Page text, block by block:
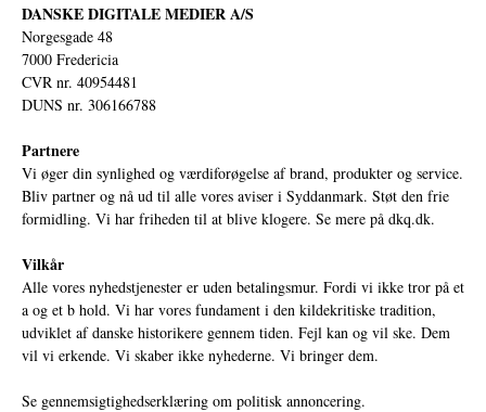
DANSKE DIGITALE MEDIER A/S
Norgesgade 48
7000 Fredericia
CVR nr. 40954481
DUNS nr. 306166788
Partnere
Vi øger din synlighed og værdiforøgelse af brand, produkter og service.
Bliv partner og nå ud til alle vores aviser i Syddanmark. Støt den frie
formidling. Vi har friheden til at blive klogere. Se mere på dkq.dk.
Vilkår
Alle vores nyhedstjenester er uden betalingsmur. Fordi vi ikke tror på et
a og et b hold. Vi har vores fundament i den kildekritiske tradition,
udviklet af danske historikere gennem tiden. Fejl kan og vil ske. Dem
vil vi erkende. Vi skaber ikke nyhederne. Vi bringer dem.
Se gennemsigtighedserklæring om politisk annoncering.